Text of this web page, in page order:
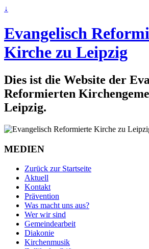
↓
Evangelisch
Kirche zu Leipzig
Dies ist die Website der
Reformierten
Leipzig.
MEDIEN
Zurück zur Startseite
Aktuell
Kontakt
Prävention
Was macht uns aus?
Wer wir sind
Gemeindearbeit
Diakonie
Kirchenmusik